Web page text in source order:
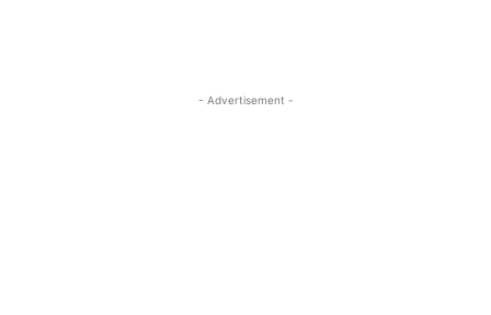
- Advertisement -